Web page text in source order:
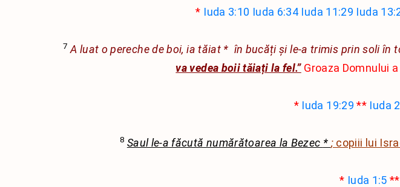
* Iuda 3:10 Iuda 6:34 Iuda 11:29 Iuda
7 A luat o pereche de boi, ia tăiat * în bucăți și le-a trimis prin soli în
va vedea boii tăiați la fel.” Groaza Domnului
* Iuda 19:29 ** Iuda
8 Saul le-a făcută numărătoarea la Bezec * ;copiii lui
* Iuda 1:5 **